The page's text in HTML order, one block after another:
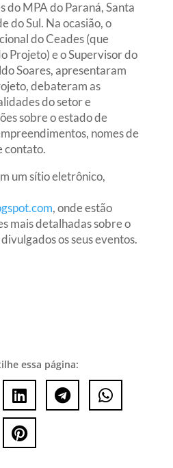
do MPA do Paraná, Santa
do Sul. Na ocasião, o
do Ceades (que
Projeto) e o Supervisor do
Soares, apresentaram
debateram as
do setor e
sobre o estado de
nomes de
contato.
um sítio eletrônico,
, onde estão
mais detalhadas sobre o
os seus eventos.
essa página:
  
